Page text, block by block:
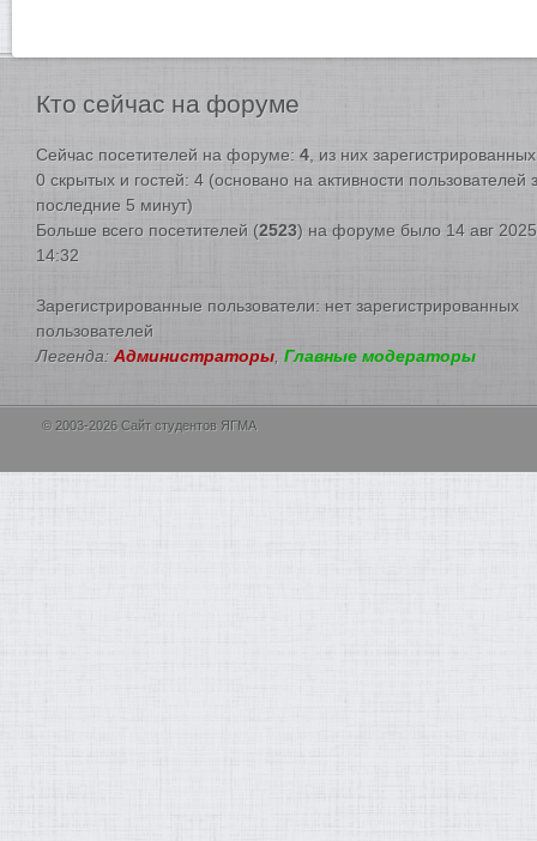
Кто сейчас на форуме
Сейчас посетителей на форуме: 4 , из них
0 скрытых и гостей: 4 (основано на активности пользователей
последние 5 минут)
Больше всего посетителей (2523) на форуме было 14 авг
14:32
Зарегистрированные пользователи: нет зарегистрированных
пользователей
Легенда: Администраторы Главные модераторы
© 2003-2026 Сайт студентов ЯГМА